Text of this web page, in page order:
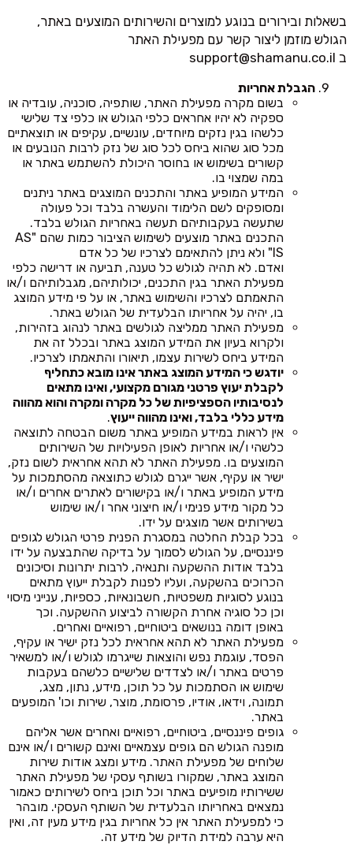
בשאלות ובירורים בנוגע למוצרים והשירותים המוצעים באתר,
הגולש מוזמן ליצור קשר עם מפעילת האתר
ב support@shamanu.co.il
הגבלת אחריות
בשום מקרה מפעילת האתר, שותפיה, סוכניה, עובדיה או
ספקיה לא יהיו אחראים כלפי הגולש או כלפי צד שלישי
כלשהו בגין נזקים מיוחדים, עונשיים, עקיפים או תוצאתיים
מכל סוג שהוא ביחס לכל סוג של נזק לרבות הנובעים או
קשורים בשימוש או בחוסר היכולת להשתמש באתר או
במה שמצוי בו.
המידע המופיע באתר והתכנים המוצגים באתר ניתנים
ומסופקים לשם הלימוד והעשרה בלבד וכל פעולה
שתעשה בעקבותיהם תעשה באחריות הגולש בלבד.
התכנים באתר מוצעים לשימוש הציבור כמות שהם "AS
IS" ולא ניתן להתאימם לצרכיו של כל אדם
ואדם. לא תהיה לגולש כל טענה, תביעה או דרישה כלפי
מפעילת האתר בגין התכנים, יכולותיהם, מגבלותיהם ו/או
התאמתם לצרכיו והשימוש באתר, או על פי מידע המוצג
בו, יהיה על אחריותו הבלעדית של הגולש באתר.
מפעילת האתר ממליצה לגולשים באתר לנהוג בזהירות,
ולקרוא בעיון את המידע המוצג באתר ובכלל זה את
המידע ביחס לשירות עצמו, תיאורו והתאמתו לצרכיו.
יודגש כי המידע המוצג באתר אינו מובא כתחליף
לקבלת יעוץ פרטני מגורם מקצועי, ואינו מתאים
לנסיבותיו הספציפיות של כל מקרה ומקרה והוא מהווה
מידע כללי בלבד, ואינו מהווה ייעוץ.
אין לראות במידע המופיע באתר משום הבטחה לתוצאה
כלשהי ו/או אחריות לאופן הפעילויות של השירותים
המוצעים בו. מפעילת האתר לא תהא אחראית לשום נזק,
ישיר או עקיף, אשר ייגרם לגולש כתוצאה מהסתמכות על
מידע המופיע באתר ו/או בקישורים לאתרים אחרים ו/או
כל מקור מידע פנימי ו/או חיצוני אחר ו/או שימוש
בשירותים אשר מוצגים על ידו.
בכל קבלת החלטה במסגרת הפנית פרטי הגולש לגופים
פיננסיים, על הגולש לסמוך על בדיקה שהתבצעה על ידו
בלבד אודות ההשקעה ותנאיה, לרבות יתרונות וסיכונים
הכרוכים בהשקעה, ועליו לפנות לקבלת ייעוץ מתאים
בנוגע לסוגיות משפטיות, חשבונאיות, כספיות, ענייני מיסוי
וכן כל סוגיה אחרת הקשורה לביצוע ההשקעה. וכך
באופן דומה בנושאים ביטוחיים, רפואיים ואחרים.
מפעילת האתר לא תהא אחראית לכל נזק ישיר או עקיף,
הפסד, עוגמת נפש והוצאות שייגרמו לגולש ו/או למשאיר
פרטים באתר ו/או לצדדים שלישיים כלשהם בעקבות
שימוש או הסתמכות על כל תוכן, מידע, נתון, מצג,
תמונה, וידאו, אודיו, פרסומת, מוצר, שירות וכו' המופעים
באתר.
גופים פיננסיים, ביטוחיים, רפואיים ואחרים אשר אליהם
מופנה הגולש הם גופים עצמאיים ואינם קשורים ו/או אינם
שלוחים של מפעילת האתר. מידע ומצג אודות שירות
המוצג באתר, שמקורו בשותף עסקי של מפעילת האתר
ששירותיו מופיעים באתר וכל תוכן ביחס לשירותים כאמור
נמצאים באחריותו הבלעדית של השותף העסקי. מובהר
כי למפעילת האתר אין כל אחריות בגין מידע מעין זה, ואין
היא ערבה למידת הדיוק של מידע זה.